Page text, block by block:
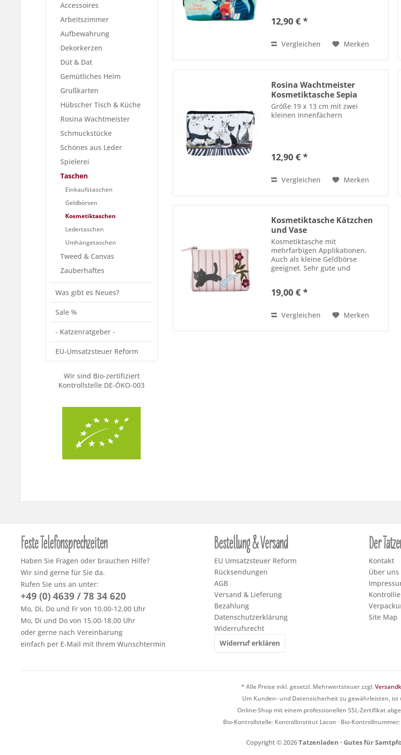
Accessoires
Arbeitszimmer
Aufbewahrung
Dekorkerzen
Düt & Dat
Gemütliches Heim
Grußkarten
Hübscher Tisch & Küche
Rosina Wachtmeister
Schmuckstücke
Schönes aus Leder
Spielerei
Taschen
Einkaufstaschen
Geldbörsen
Kosmetiktaschen
Ledertaschen
Umhängetaschen
Tweed & Canvas
Zauberhaftes
Was gibt es Neues?
Sale %
- Katzenratgeber -
EU-Umsatzsteuer Reform
Wir sind Bio-zertifiziert
Kontrollstelle DE-ÖKO-003
12,90 € *
Vergleichen Merken
Rosina Wachtmeister
Kosmetiktasche Sepia
Größe 19 x 13 cm mit zwei
kleinen Innenfächern
12,90 € *
Vergleichen Merken
Kosmetiktasche Kätzchen
und Vase
Kosmetiktasche mit
mehrfarbigen Applikationen.
Auch als kleine Geldbörse
geeignet. Sehr gute und
cm Farbe Rosé - Applikationen
grün. -...
19,00 € *
Vergleichen Merken
Feste Telefonsprechzeiten
Haben Sie Fragen oder brauchen Hilfe?
Wir sind gerne für Sie da.
Rufen Sie uns an unter:
+49 (0) 4639 / 78 34 620
Mo, Di, Do und Fr von 10.00-12.00 Uhr
Mo, Di und Do von 15.00-18.00 Uhr
oder gerne nach Vereinbarung
einfach per E-Mail mit Ihrem Wunschtermin
Bestellung & Versand
EU Umsatzsteuer Reform
Rücksendungen
AGB
Versand & Lieferung
Bezahlung
Datenschutzerklärung
Widerrufsrecht
Widerruf erklären
Der
Kontakt
Über uns
Site Map
* Alle Preise inkl. gesetzl. Mehrwertsteuer zzgl.
Um Kunden- und Datensicherheit zu gewährleisten, ist
Online-Shop mit einem professionellen SSL-Zertifikat
Bio-Kontrollstelle: Kontrollinstitut Lacon · Bio-Kontrollnummer:
Copyright © 2026Tatzenladen · Gutes für